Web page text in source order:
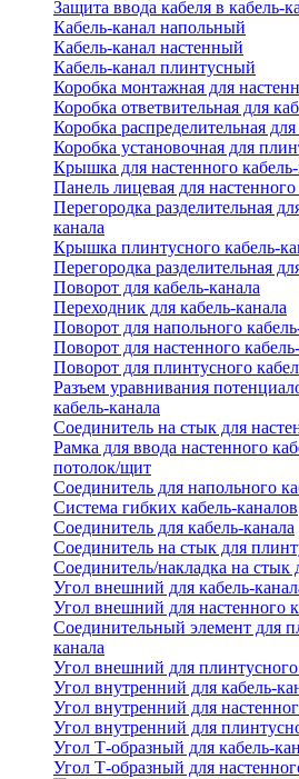
Защита ввода кабеля в кабель-
Кабель-канал напольный
Кабель-канал настенный
Кабель-канал плинтусный
Коробка монтажная для
Коробка ответвительная для
Коробка распределительная
Коробка установочная для
Крышка для настенного кабель-
Панель лицевая для настенного
Перегородка разделительная
канала
Крышка плинтусного кабель-
Перегородка разделительная
Поворот для кабель-канала
Переходник для кабель-канала
Поворот для напольного
Поворот для настенного
Поворот для плинтусного
Разъем уравнивания
кабель-канала
Соединитель на стык для
Рамка для ввода настенного
потолок/щит
Соединитель для напольного
Система гибких кабель-каналов
Соединитель для кабель-канала
Соединитель на стык для
Соединитель/накладка на стык
Угол внешний для кабель-
Угол внешний для настенного
Соединительный элемент для
канала
Угол внешний для плинтусного
Угол внутренний для кабель-
Угол внутренний для
Угол внутренний для
Угол Т-образный для кабель-
Угол Т-образный для